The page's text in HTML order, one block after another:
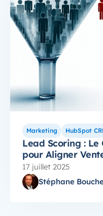
Marketing HubSpot
Lead Scoring :
pour Aligner
17 juillet 2025
Stéphane